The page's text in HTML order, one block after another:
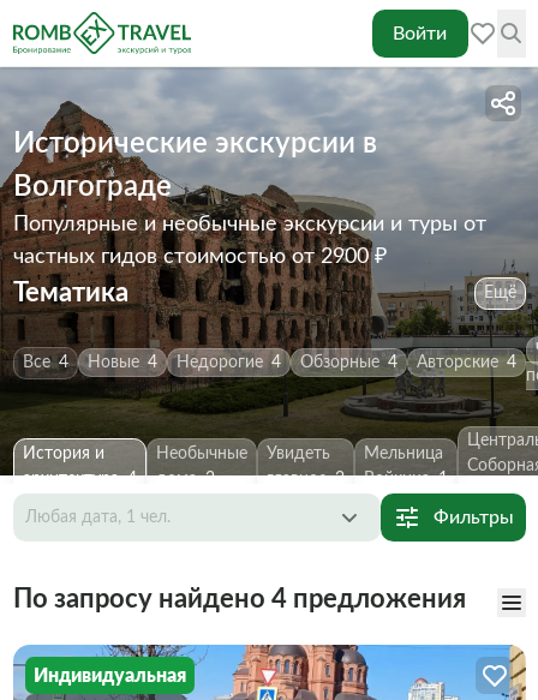
Войти
Исторические экскурсии в
Волгограде
Популярные и необычные экскурсии и туры от
частных гидовстоимостью от 2900 ₽
Тематика Ещё
Все 4 Новые 4 Недорогие 4 Обзорные 4 Авторские 4
История и
архитектура 4
Необычные
дома 2
Увидеть
главное 2
Мельница
Войкина 1
мечеть
Любая дата, 1 чел.
Фильтры
По запросу найдено 4 предложения
Индивидуальная